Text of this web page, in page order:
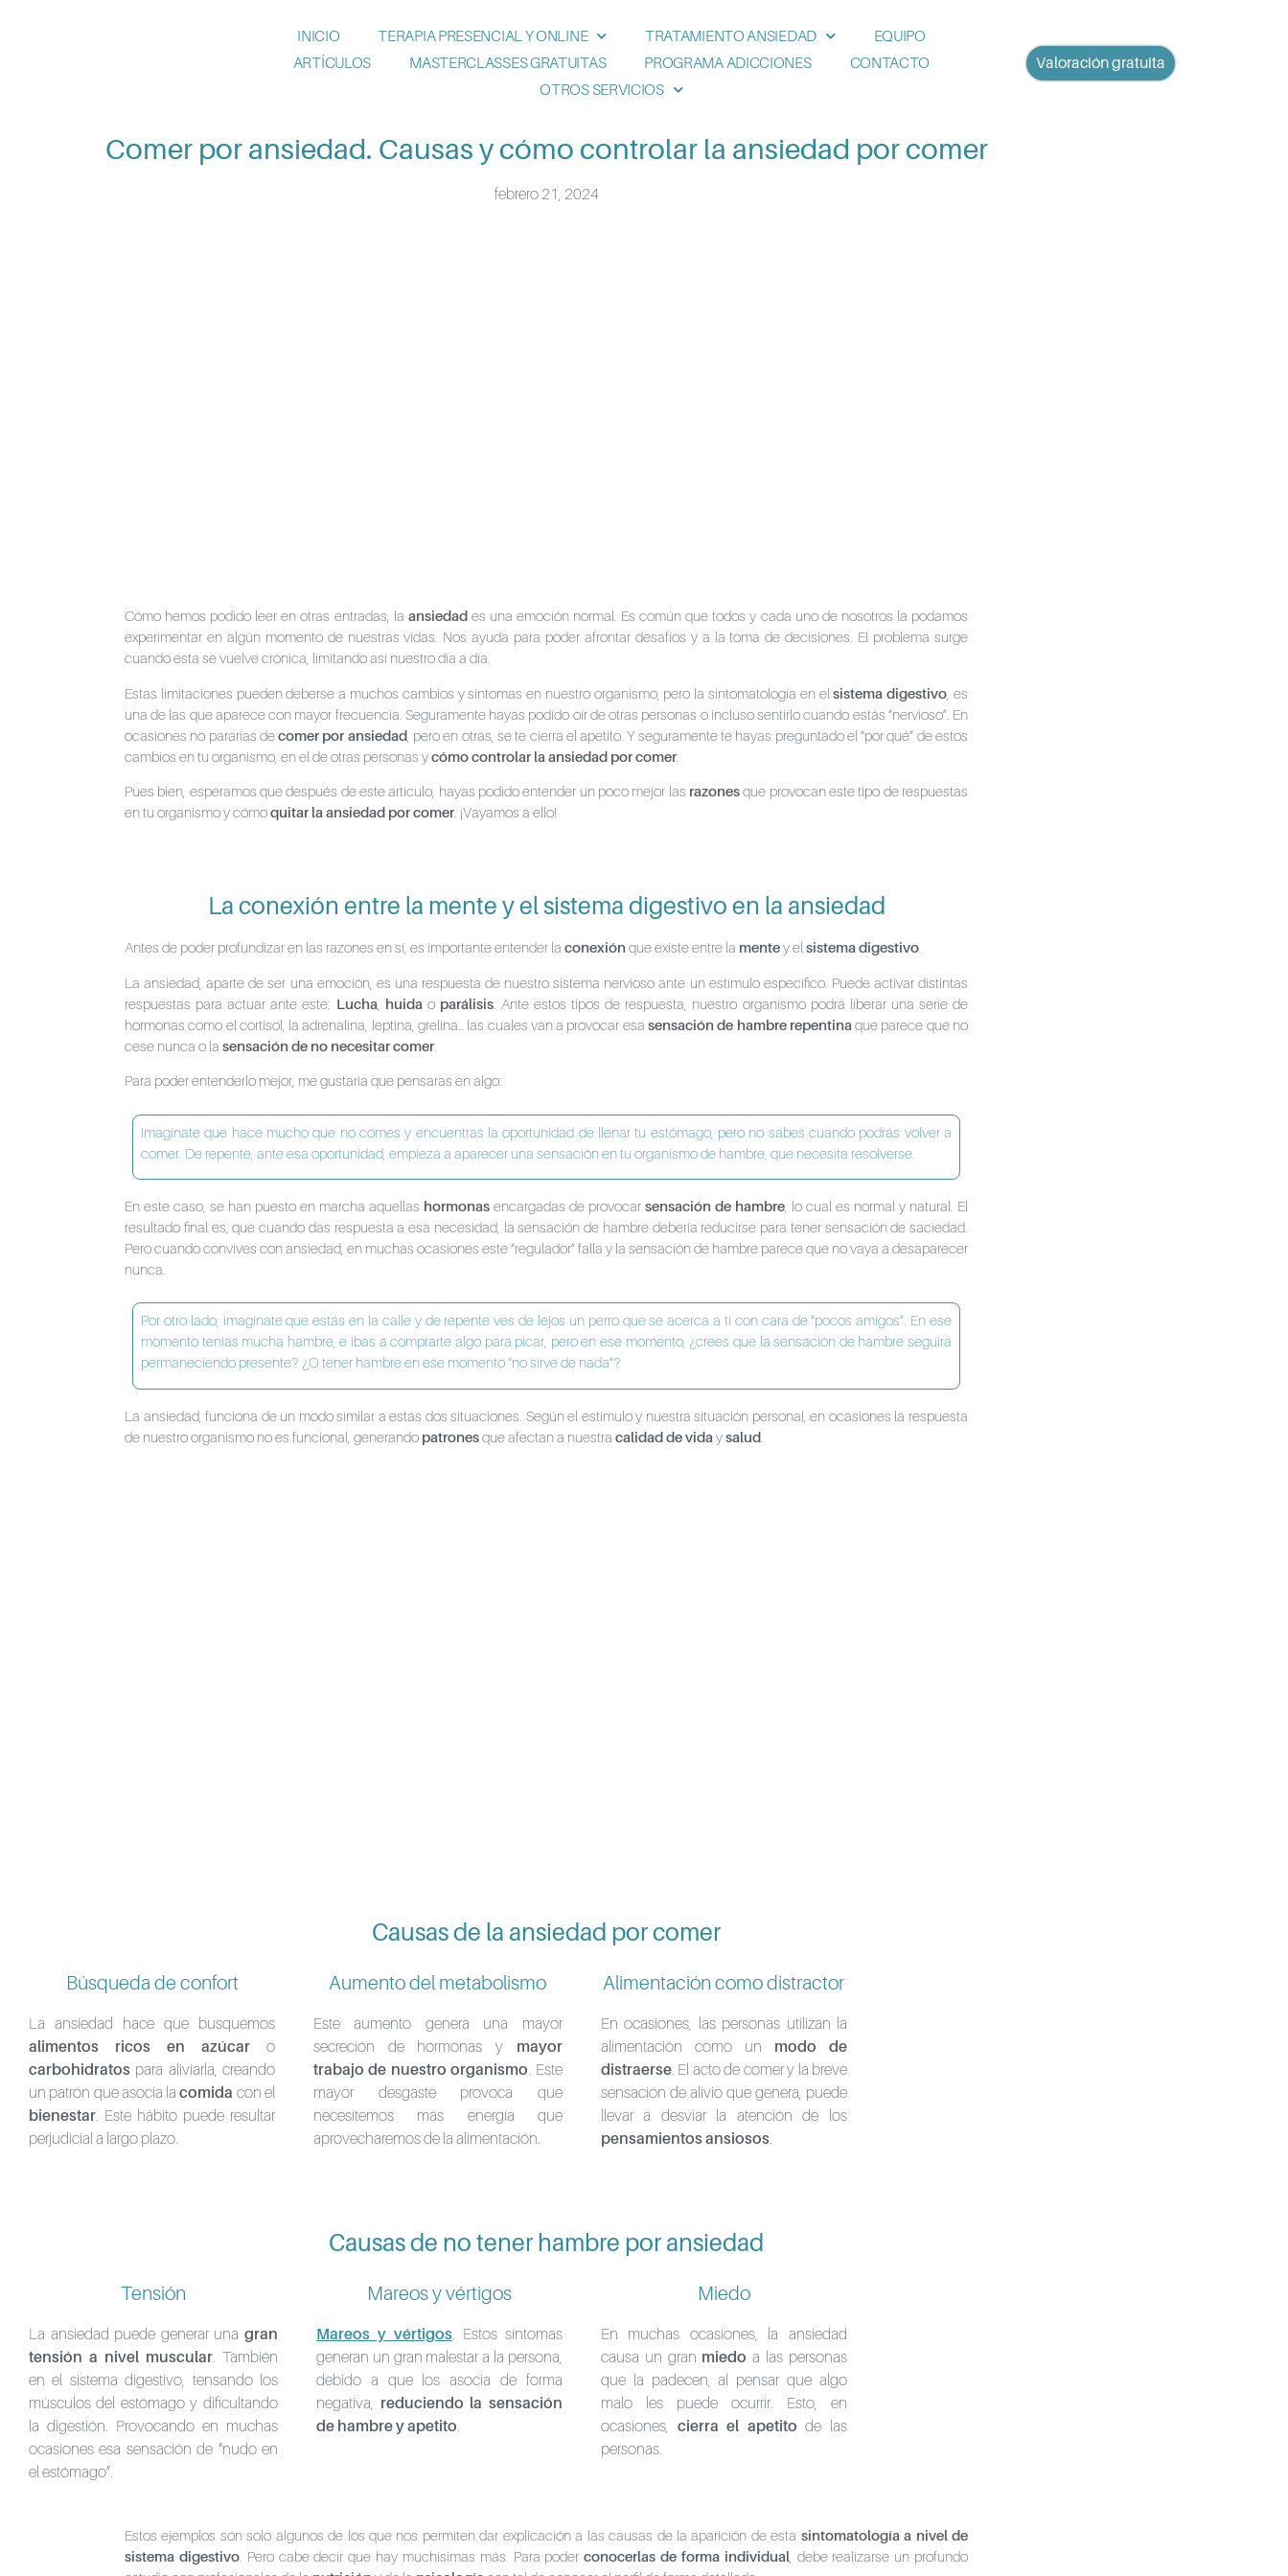
INICIO TERAPIA PRESENCIAL Y ONLINE TRATAMIENTO ANSIEDAD
EQUIPO
ARTÍCULOS
MASTERCLASSES GRATUITAS PROGRAMA ADICCIONES
CONTACTO
OTROS SERVICIOS
Valoración gratuita
Comer por ansiedad. Causas y cómo controlar la ansiedad por comer
febrero 21, 2024
Cómo hemos podido leer en otras entradas, la ansiedad es una emoción normal. Es común que todos y cada uno de nosotros la podamos
experimentar en algún momento de nuestras vidas. Nos ayuda para poder afrontar desafíos y a la toma de decisiones. El problema surge
cuando esta se vuelve crónica, limitando así nuestro día a día.
Estas limitaciones pueden deberse a muchos cambios y síntomas en nuestro organismo, pero la sintomatología en elsistema digestivo, es
una de las que aparece con mayor frecuencia. Seguramente hayas podido oír de otras personas o incluso sentirlo cuando estás “nervioso”. En
ocasiones no pararías decomer por ansiedad, pero en otras, se te cierra el apetito. Y seguramente te hayas preguntado el “por qué” de estos
cambios en tu organismo, en el de otras personas ycómo controlar la ansiedad por comer.
Pues bien, esperamos que después de este artículo, hayas podido entender un poco mejor las razonesque provocan este tipo de respuestas
en tu organismo y cómoquitar la ansiedad por comer. ¡Vayamos a ello!
La conexión entre la mente y el sistema digestivo en la ansiedad
Antes de poder profundizar en las razones en sí, es importante entender la conexión que existe entre la mentey elsistema digestivo.
La ansiedad, aparte de ser una emoción, es una respuesta de nuestro sistema nervioso ante un estímulo específico. Puede activar distintas
respuestas para actuar ante este: Lucha, huidao parálisis. Ante estos tipos de respuesta, nuestro organismo podrá liberar una serie de
hormonas como el cortisol, la adrenalina, leptina, grelina… las cuales van a provocar esa sensación de hambre repentinaque parece que no
cese nunca o la sensación de no necesitar comer.
Para poder entenderlo mejor, me gustaría que pensaras en algo:
Imagínate que hace mucho que no comes y encuentras la oportunidad de llenar tu estómago, pero no sabes cuando podrás volver a
comer. De repente, ante esa oportunidad, empieza a aparecer una sensación en tu organismo de hambre, que necesita resolverse.
En este caso, se han puesto en marcha aquellas hormonas encargadas de provocar sensación de hambre, lo cual es normal y natural. El
resultado final es, que cuando das respuesta a esa necesidad, la sensación de hambre debería reducirse para tener sensación de saciedad.
Pero cuando convives con ansiedad, en muchas ocasiones este “regulador” falla y la sensación de hambre parece que no vaya a desaparecer
nunca.
Por otro lado, imagínate que estás en la calle y de repente ves de lejos un perro que se acerca a ti con cara de “pocos amigos”. En ese
momento tenías mucha hambre, e ibas a comprarte algo para picar, pero en ese momento, ¿crees que la sensación de hambre seguirá
permaneciendo presente? ¿O tener hambre en ese momento “no sirve de nada”?
La ansiedad, funciona de un modo similar a estas dos situaciones. Según el estímulo y nuestra situación personal, en ocasiones la respuesta
de nuestro organismo no es funcional, generando patronesque afectan a nuestra calidad de vidaysalud.
Causas de la ansiedad por comer
Búsqueda de confort
La ansiedad hace que busquemos
alimentos ricos en azúcar o
carbohidratos para aliviarla, creando
un patrón que asocia lacomida con el
bienestar. Este hábito puede resultar
perjudicial a largo plazo.
Aumento del metabolismo
Este aumento genera una mayor
secreción de hormonas y mayor
trabajo de nuestro organismo. Este
mayor desgaste provoca que
necesitemos más energía que
aprovecharemos de la alimentación.
Alimentación como distractor
En ocasiones, las personas utilizan la
alimentación como un modo de
distraerse. El acto de comer y la breve
sensación de alivio que genera, puede
llevar a desviar la atención de los
pensamientos ansiosos.
Causas de no tener hambre por ansiedad
Tensión
La ansiedad puede generar una gran
tensión a nivel muscular . También
en el sistema digestivo, tensando los
músculos del estómago y dificultando
la digestión. Provocando en muchas
ocasiones esa sensación de “nudo en
el estómago”.
Mareos y vértigos
Mareos y vértigos. Estos síntomas
generan un gran malestar a la persona,
debido a que los asocia de forma
negativa, reduciendo la sensación
de hambre y apetito
Miedo
En muchas ocasiones, la ansiedad
causa un gran miedo a las personas
que la padecen, al pensar que algo
malo les puede ocurrir. Esto, en
ocasiones, cierra el apetito de las
personas.
Estos ejemplos son solo algunos de los que nos permiten dar explicación a las causas de la aparición de esta sintomatología a nivel de
sistema digestivo. Pero cabe decir que hay muchísimas más. Para poderconocerlas de forma individual, debe realizarse un profundo